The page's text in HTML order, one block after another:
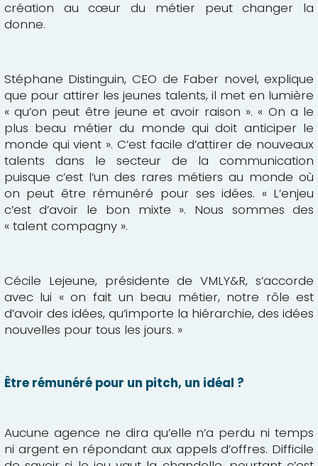
création au cœur du métier peut changer la
donne.
Stéphane Distinguin, CEO de Faber novel, explique
que pour attirer les jeunes talents, il met en lumière
« qu’on peut être jeune et avoir raison ». « On a le
plus beau métier du monde qui doit anticiper le
monde qui vient ». C’est facile d’attirer de nouveaux
talents dans le secteur de la communication
puisque c’est l’un des rares métiers au monde où
on peut être rémunéré pour ses idées. « L’enjeu
c’est d’avoir le bon mixte ». Nous sommes des
« talent compagny ».
Cécile Lejeune, présidente de VMLY&R, s’accorde
avec lui « on fait un beau métier, notre rôle est
d’avoir des idées, qu’importe la hiérarchie, des idées
nouvelles pour tous les jours. »
Être rémunéré pour un pitch, un idéal ?
Aucune agence ne dira qu’elle n’a perdu ni temps
ni argent en répondant aux appels d’offres. Difficile